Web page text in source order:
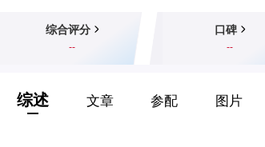
综合评分
--
口碑
--
综述 文章 参配 图片